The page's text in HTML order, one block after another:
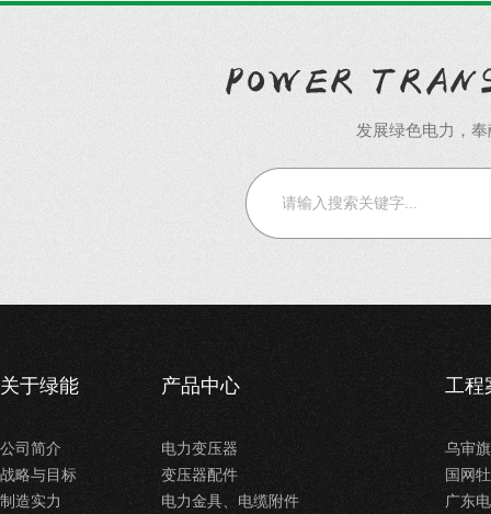
发展绿色电力，
关于绿能
公司简介
战略与目标
制造实力
产品中心
电力变压器
变压器配件
电力金具、电缆附件
工程
乌审
国网
广东